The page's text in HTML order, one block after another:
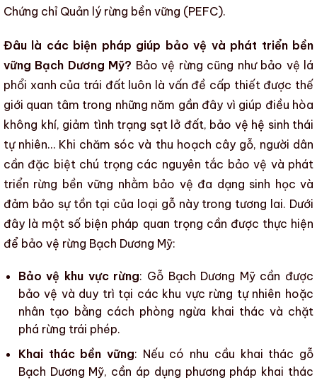
Chứng chỉ Quản lý rừng bền vững (PEFC).
Đâu là các biện pháp giúp bảo vệ và phát triển bền
vững Bạch Dương Mỹ? Bảo vệ rừng cũng như bảo vệ lá
phổi xanh của trái đất luôn là vấn đề cấp thiết được thế
giới quan tâm trong những năm gần đây vì giúp điều hòa
không khí, giảm tình trạng sạt lở đất, bảo vệ hệ sinh thái
tự nhiên… Khi chăm sóc và thu hoạch cây gỗ, người dân
cần đặc biệt chú trọng các nguyên tắc bảo vệ và phát
triển rừng bền vững nhằm bảo vệ đa dạng sinh học và
đảm bảo sự tồn tại của loại gỗ này trong tương lai. Dưới
đây là một số biện pháp quan trọng cần được thực hiện
để bảo vệ rừng Bạch Dương Mỹ:
Bảo vệ khu vực rừng: Gỗ Bạch Dương Mỹcần được
bảo vệ và duy trì tại các khu vực rừng tự nhiên hoặc
nhân tạo bằng cách phòng ngừa khai thác và chặt
phá rừng trái phép.
Khai thác bền vững: Nếu có nhu cầu khai thác gỗ
Bạch Dương Mỹ, cần áp dụng phương pháp khai thác